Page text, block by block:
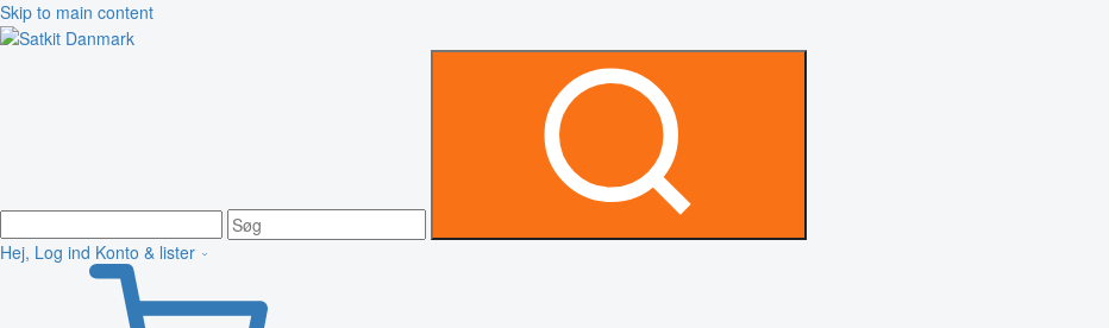
Skip to main content
Hej, Log ind Konto & lister